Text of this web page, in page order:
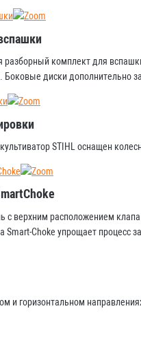
разборный комплект для
Боковые диски дополнительно
STIHL оснащен
с верхним расположением
Smart-Choke упрощает процесс
и горизонтальном